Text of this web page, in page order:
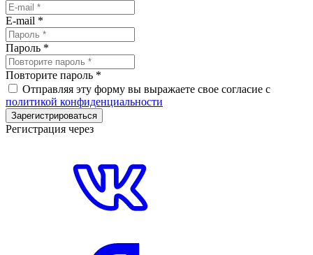
E-mail *
Пароль *
Повторите пароль *
Отправляя эту форму вы выражаете свое согласие с
политикой конфиденциальности
Зарегистрироваться
Регистрация через